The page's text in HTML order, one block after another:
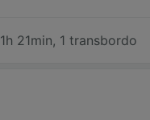
1h 21min, 1 transbordo